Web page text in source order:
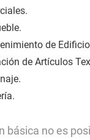
de
de Artículos
básica no es